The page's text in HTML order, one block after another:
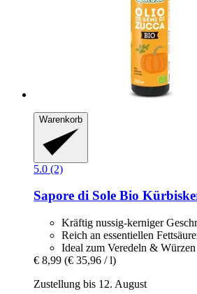
Warenkorb
5.0 (2)
Sapore di Sole Bio
Kräftig nussig-kerniger
Reich an essentiellen
Ideal zum Veredeln & Würzen
€ 8,99 (€ 35,96 / l)
Zustellung bis 12. August